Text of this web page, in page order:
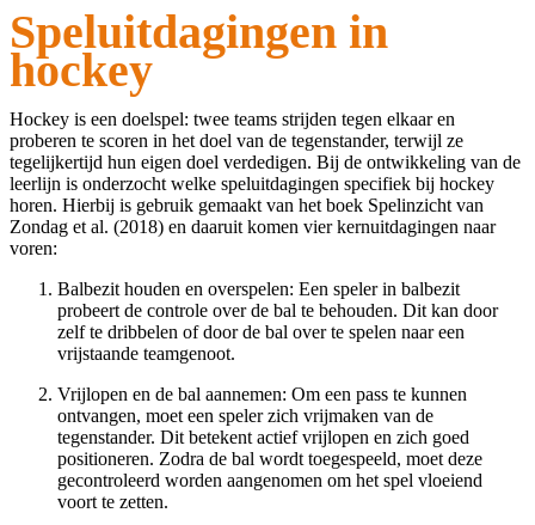
Speluitdagingen in
hockey
Hockey is een doelspel: twee teams strijden tegen elkaar en
proberen te scoren in het doel van de tegenstander, terwijl ze
tegelijkertijd hun eigen doel verdedigen. Bij de ontwikkeling van de
leerlijn is onderzocht welke speluitdagingen specifiek bij hockey
horen. Hierbij is gebruik gemaakt van het boek Spelinzicht van
Zondag et al. (2018) en daaruit komen vier kernuitdagingen naar
voren:
Balbezit houden en overspelen: Een speler in balbezit
probeert de controle over de bal te behouden. Dit kan door
zelf te dribbelen of door de bal over te spelen naar een
vrijstaande teamgenoot.
Vrijlopen en de bal aannemen: Om een pass te kunnen
ontvangen, moet een speler zich vrijmaken van de
tegenstander. Dit betekent actief vrijlopen en zich goed
positioneren. Zodra de bal wordt toegespeeld, moet deze
gecontroleerd worden aangenomen om het spel vloeiend
voort te zetten.